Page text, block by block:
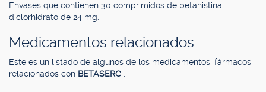
Envases que contienen 30 comprimidos de betahistina
diclorhidrato de 24 mg.
Medicamentos relacionados
Este es un listado de algunos de los medicamentos, fármacos
relacionados con BETASERC